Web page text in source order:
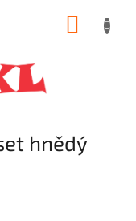
hnědý